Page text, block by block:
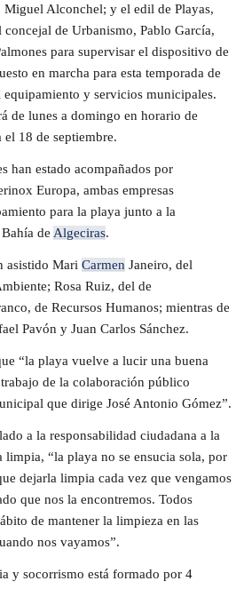
Miguel Alconchel; y el edil de Playas,
de Urbanismo, Pablo García,
para supervisar el dispositivo de
en marcha para esta temporada de
y servicios municipales.
de lunes a domingo en horario de
el 18 de septiembre.
han estado acompañados por
Europa, ambas empresas
para la playa junto a la
de Algeciras.
asistido Mari Carmen Janeiro, del
Rosa Ruiz, del de
de Recursos Humanos; mientras de
Pavón y Juan Carlos Sánchez.
“la playa vuelve a lucir una buena
de la colaboración público
que dirige José Antonio Gómez”.
a la responsabilidad ciudadana a la
limpia, “la playa no se ensucia sola, por
dejarla limpia cada vez que vengamos
que nos la encontremos. Todos
de mantener la limpieza en las
nos vayamos”.
y socorrismo está formado por 4